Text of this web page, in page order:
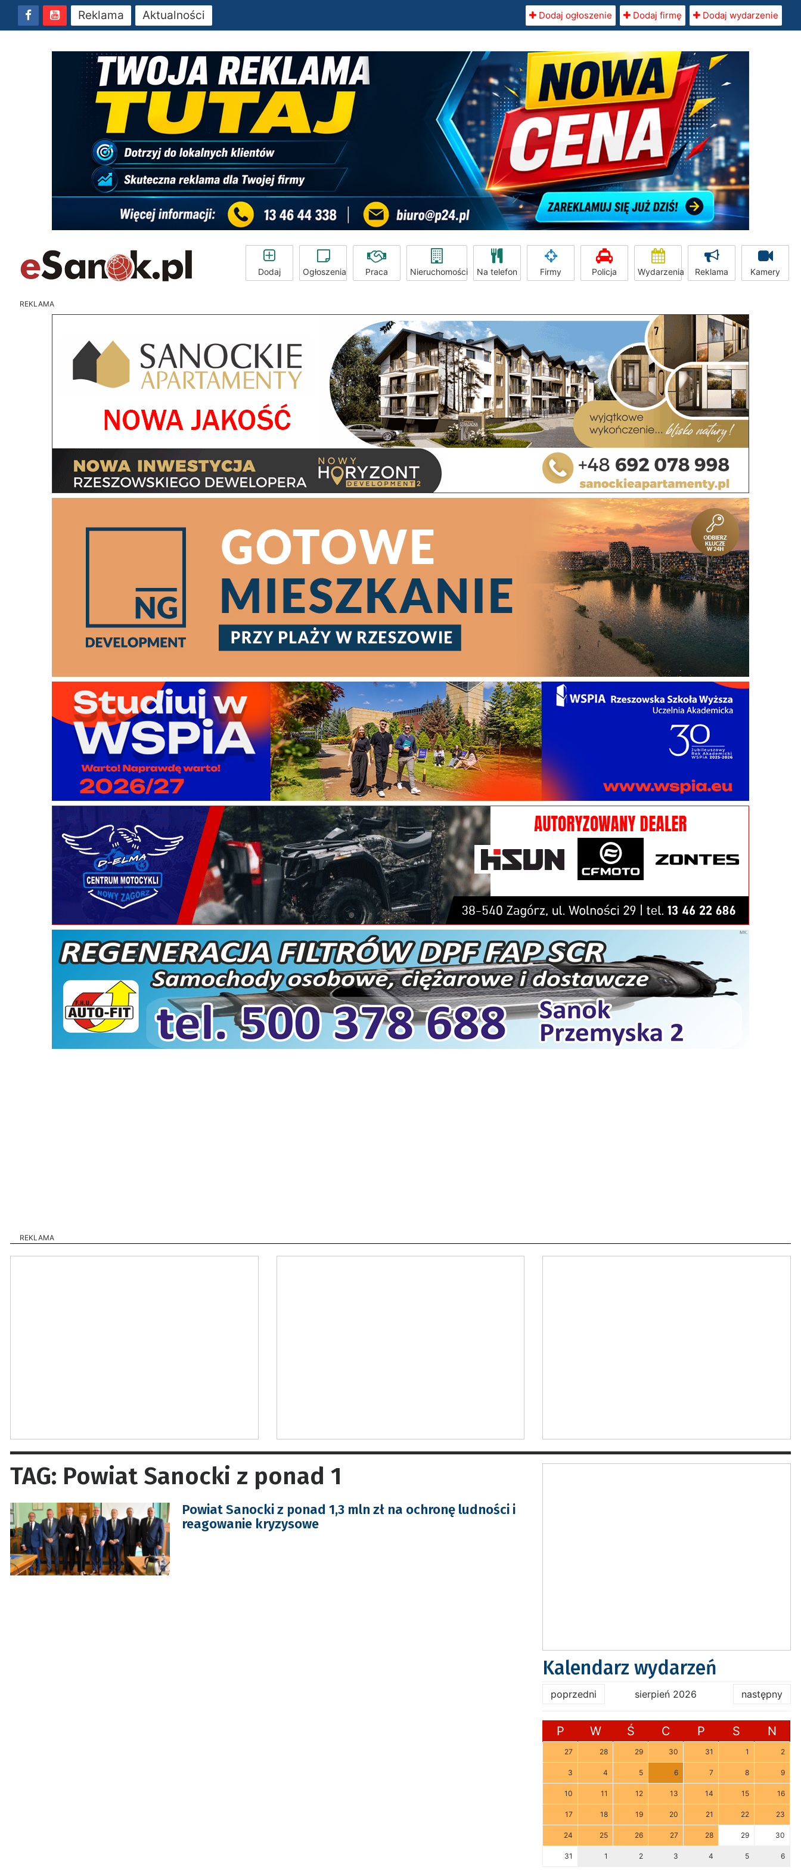
Reklama Aktualności Dodaj ogłoszenie Dodaj firmę Dodaj wydarzenie
Dodaj Ogłoszenia Praca Nieruchomości Na telefon Firmy Policja Wydarzenia Reklama Kamery
REKLAMA
REKLAMA
TAG: Powiat Sanocki z ponad 1
Powiat Sanocki z ponad 1,3 mln zł na ochronę ludności i
reagowanie kryzysowe
Kalendarz wydarzeń
poprzedni sierpień 2026 następny
P W Ś C P S N
27 28 29 30 31 1 2
3 4 5 6 7 8 9
10 11 12 13 14 15 16
17 18 19 20 21 22 23
24 25 26 27 28 29 30
31 1 2 3 4 5 6